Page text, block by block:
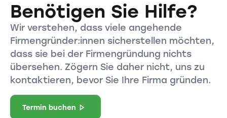
Benötigen Sie Hilfe?
Wir verstehen, dass viele angehende
Firmengründer:innen sicherstellen möchten,
dass sie bei der Firmengründung nichts
übersehen. Zögern Sie daher nicht, uns zu
kontaktieren, bevor Sie Ihre Firma gründen.
Termin buchen